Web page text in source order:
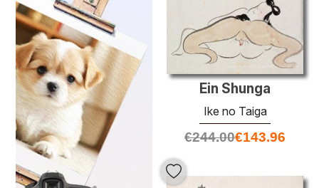
Verwendung von Tusche und Wasserfarben, verleihen den
Ölgemälden eine besondere Tiefe und eine poetische
Anmut. Jedes Stück erzählt seine eigene Geschichte und
schafft eine harmonische Atmosphäre in Ihrem Raum. Die
künstlerische Ausstrahlung der Nanga-Kunstwerke
verwandelt Ihr Zuhause in eine Oase der Inspiration und
Achtsamkeit.
Entdecken Sie unsere exquisite Kollektion vonNanga
Ölgemälden und bringen Sie den Zauber dieser
einzigartigen Kunstform in Ihr Leben. Perfekt für jeden
Raum, drücken sie Individualität und Stil aus.
Ein Shunga
Ike no Taiga
€244.00€143.96